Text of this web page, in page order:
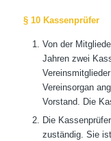
§ 10 Kassenprüfer
Von der
Jahren zwei
Vereinsorgan
Vorstand. Die
Die
zuständig. Sie